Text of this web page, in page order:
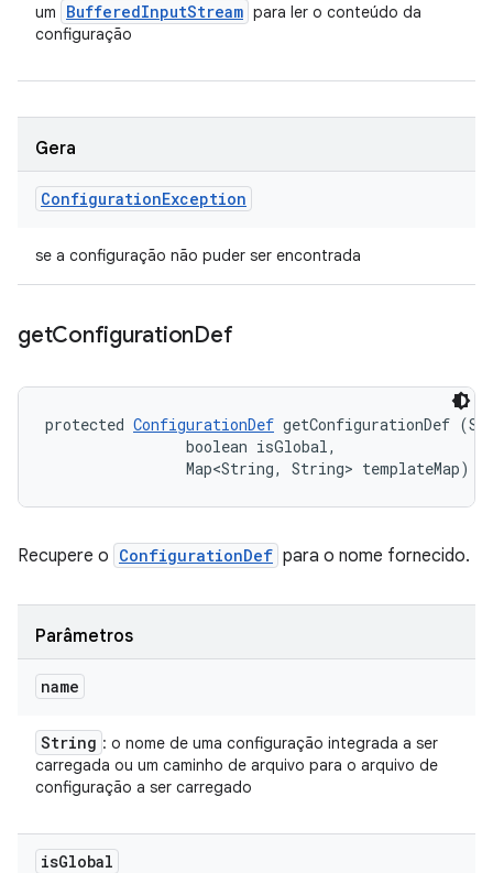
um BufferedInputStream para ler o conteúdo da
configuração
Gera
ConfigurationException
se a configuração não puder ser encontrada
getConfigurationDef
protected ConfigurationDef getConfigurationDef
                boolean isGlobal,
                Map<String, String> templateMap)
Recupere o ConfigurationDef para o nome fornecido.
Parâmetros
name
String : o nome de uma configuração integrada a ser
carregada ou um caminho de arquivo para o arquivo de
configuração a ser carregado
isGlobal